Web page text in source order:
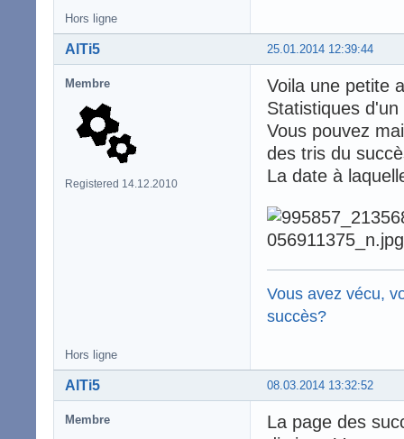
Hors ligne
25.01.2014 12:39:44
AlTi5
Membre
Registered 14.12.2010
Voila une petite
Statistiques
Vous pouvez
des tris du
La date à
Vous avez vécu,
succès?
Hors ligne
08.03.2014 13:32:52
AlTi5
Membre
La page des